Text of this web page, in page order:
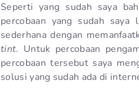
Seperti yang sudah saya
percobaan yang sudah saya
sederhana dengan
tint. Untuk percobaan
percobaan tersebut saya
solusi yang sudah ada di